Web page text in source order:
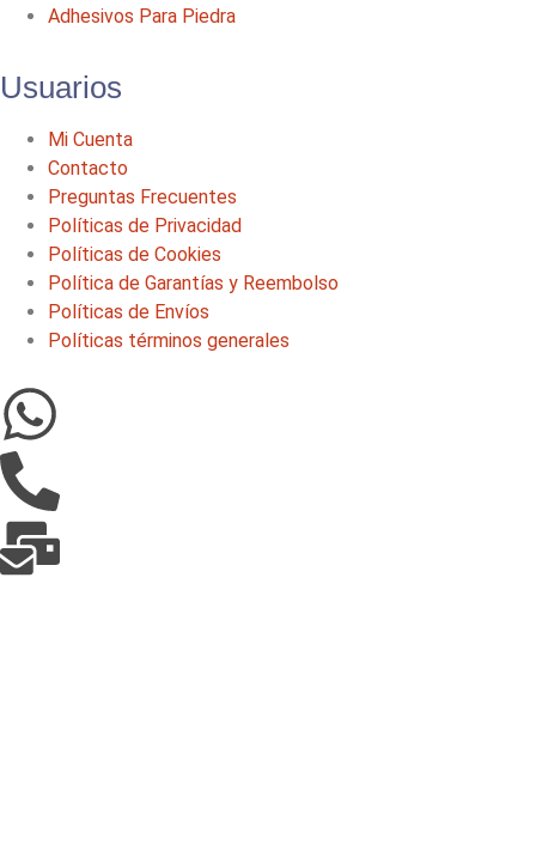
Adhesivos Para Piedra
Usuarios
Mi Cuenta
Contacto
Preguntas Frecuentes
Políticas de Privacidad
Políticas de Cookies
Política de Garantías y Reembolso
Políticas de Envíos
Políticas términos generales